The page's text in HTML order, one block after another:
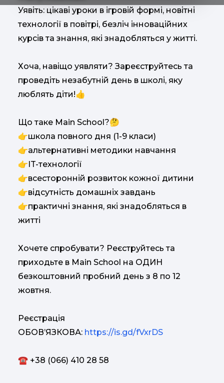
Уявіть: цікаві уроки в ігровій формі, новітні
технології в повітрі, безліч інноваційних
курсів та знання, які знадобляться у житті.
Хоча, навіщо уявляти? Зареєструйтесь та
проведіть незабутній день в школі, яку
люблять діти!👍
Що таке Main School?🤔
👉школа повного дня (1-9 класи)
👉альтернативні методики навчання
👉IT-технології
👉всесторонній розвиток кожної дитини
👉відсутність домашніх завдань
👉практичні знання, які знадобляться в
житті
Хочете спробувати? Реєструйтесь та
приходьте в Main School на ОДИН
безкоштовний пробний день з 8 по 12
жовтня.
Реєстрація
ОБОВ’ЯЗКОВА: https://is.gd/fVxrDS
☎ +38 (066) 410 28 58